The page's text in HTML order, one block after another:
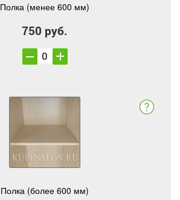
Полка (менее 600 мм)
750 руб.
Полка (более 600 мм)